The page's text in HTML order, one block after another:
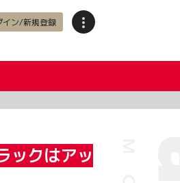
イン/新規登録
ックはアッ